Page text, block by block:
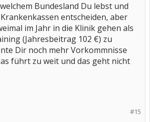
noch 'herumtippeln' können, nicht
immerzu in Ohnmacht fallen, die über Ärzte
mit ihrem Krankheitsbild nicht ausreichend
werden können oder Spezialisten und
die nur das Krankenhaus bietet.
Tagesklinik
zu hause schlafen, sich sein
Behandlung braucht jedoch 5 Tage die
Bundesland Du lebst und
entscheiden, aber
im Jahr in die Klinik gehen als
(Jahresbeitrag 102 €) zu
Dir noch mehr Vorkommnisse
führt zu weit und das geht nicht
#15